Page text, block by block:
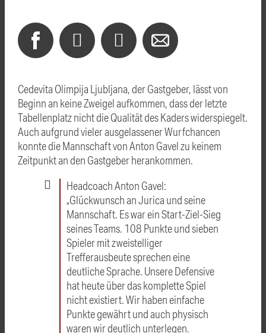
Cedevita Olimpija Ljubljana, der Gastgeber, lässt von
Beginn an keine Zweigel aufkommen, dass der letzte
Tabellenplatz nicht die Qualität des Kaders widerspiegelt.
Auch aufgrund vieler ausgelassener Wurfchancen
konnte die Mannschaft von Anton Gavel zu keinem
Zeitpunkt an den Gastgeber herankommen.
Headcoach Anton Gavel:
„Glückwunsch an Jurica und seine
Mannschaft. Es war ein Start-Ziel-Sieg
seines Teams. 108 Punkte und sieben
Spieler mit zweistelliger
Trefferausbeute sprechen eine
deutliche Sprache. Unsere Defensive
hat heute über das komplette Spiel
nicht existiert. Wir haben einfache
Punkte gewährt und auch physisch
waren wir deutlich unterlegen.